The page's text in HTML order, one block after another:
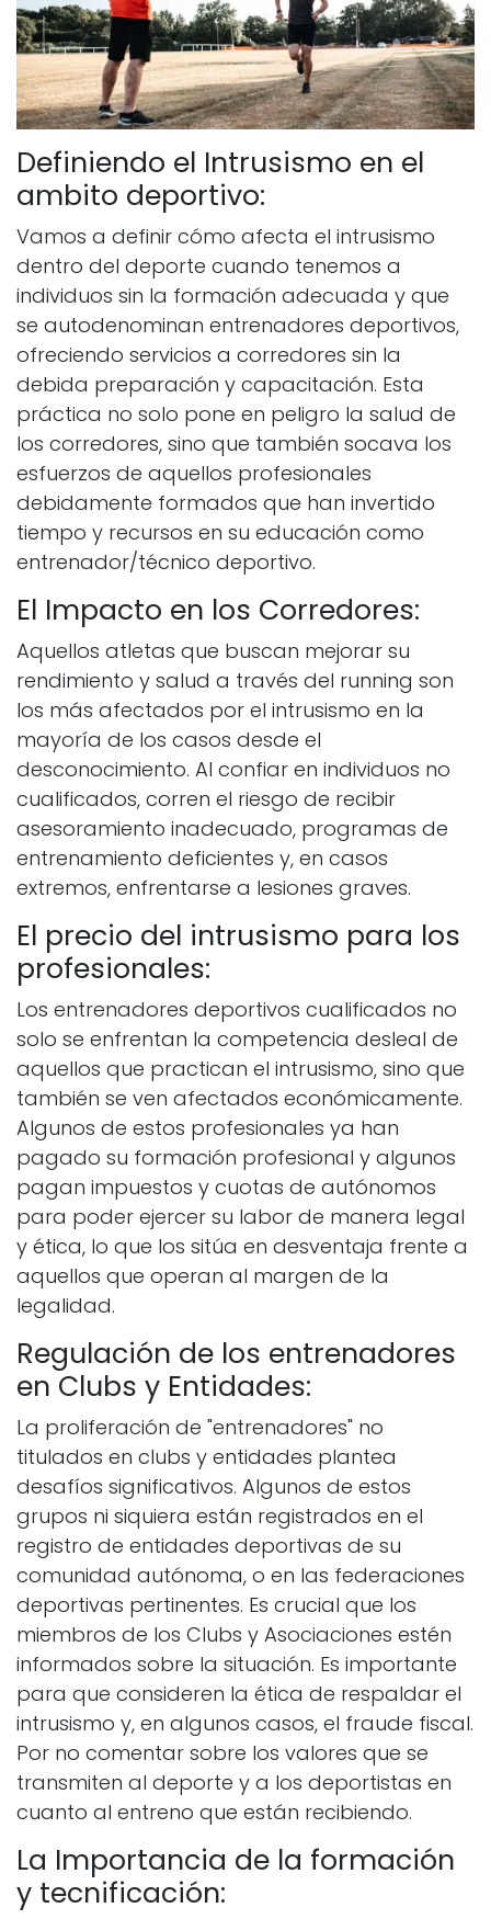
Definiendo el Intrusismo en el
ambito deportivo:
Vamos a definir cómo afecta el intrusismo
dentro del deporte cuando tenemos a
individuos sin la formación adecuada y que
se autodenominan entrenadores deportivos,
ofreciendo servicios a corredores sin la
debida preparación y capacitación. Esta
práctica no solo pone en peligro la salud de
los corredores, sino que también socava los
esfuerzos de aquellos profesionales
debidamente formados que han invertido
tiempo y recursos en su educación como
entrenador/técnico deportivo.
El Impacto en los Corredores:
Aquellos atletas que buscan mejorar su
rendimiento y salud a través del running son
los más afectados por el intrusismo en la
mayoría de los casos desde el
desconocimiento. Al confiar en individuos no
cualificados, corren el riesgo de recibir
asesoramiento inadecuado, programas de
entrenamiento deficientes y, en casos
extremos, enfrentarse a lesiones graves.
El precio del intrusismo para los
profesionales:
Los entrenadores deportivos cualificados no
solo se enfrentan la competencia desleal de
aquellos que practican el intrusismo, sino que
también se ven afectados económicamente.
Algunos de estos profesionales ya han
pagado su formación profesional y algunos
pagan impuestos y cuotas de autónomos
para poder ejercer su labor de manera legal
y ética, lo que los sitúa en desventaja frente a
aquellos que operan al margen de la
legalidad.
Regulación de los entrenadores
en Clubs y Entidades:
La proliferación de "entrenadores" no
titulados en clubs y entidades plantea
desafíos significativos. Algunos de estos
grupos ni siquiera están registrados en el
registro de entidades deportivas de su
comunidad autónoma, o en las federaciones
deportivas pertinentes. Es crucial que los
miembros de los Clubs y Asociaciones estén
informados sobre la situación. Es importante
para que consideren la ética de respaldar el
intrusismo y, en algunos casos, el fraude fiscal.
Por no comentar sobre los valores que se
transmiten al deporte y a los deportistas en
cuanto al entreno que están recibiendo.
La Importancia de la formación
y tecnificación: